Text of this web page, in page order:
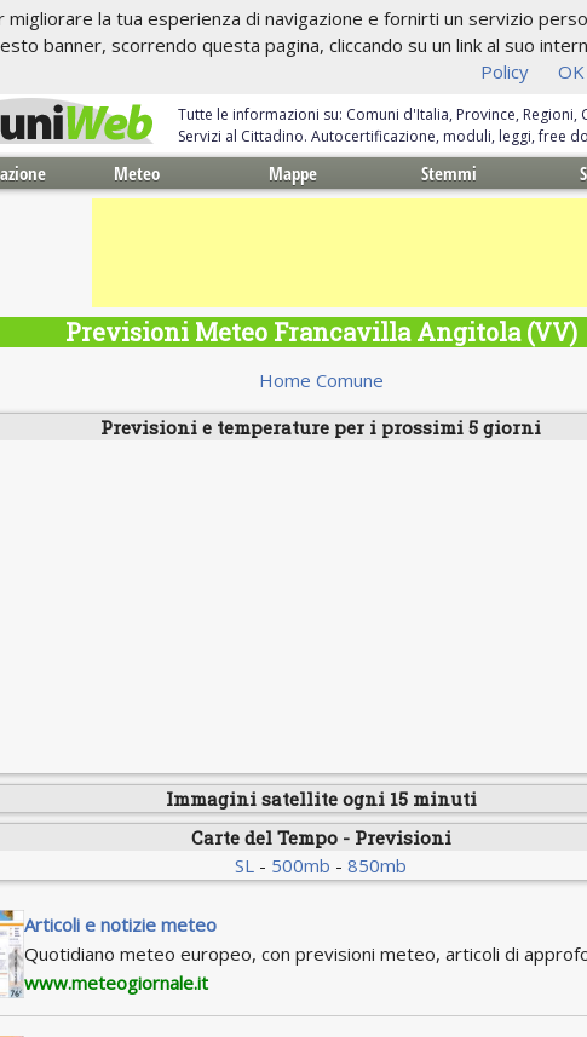
migliorare la tua esperienza di navigazione e fornirti un servizio
banner, scorrendo questa pagina, cliccando su un link al suo
Policy
OK
Tutte le informazioni su: Comuni d'Italia, Province,
Servizi al Cittadino. Autocertificazione, moduli, leggi, free
Meteo Mappe Stemmi
Previsioni Meteo Francavilla Angitola (VV)
Home Comune
Previsioni e temperature per i prossimi 5 giorni
Immagini satellite ogni 15 minuti
Carte del Tempo - Previsioni
SL - 500mb - 850mb
Articoli e notizie meteo
Quotidiano meteo europeo, con previsioni meteo, articoli di
www.meteogiornale.it